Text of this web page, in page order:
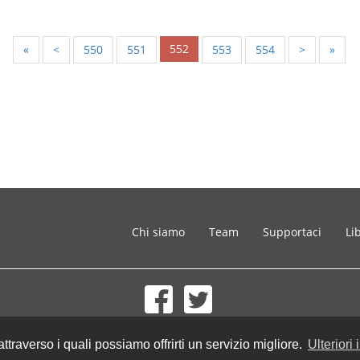
i quali possiamo offrirti un servizio migliore. Ulteriori
« < 550 551 552 553 554 > »
Chi siamo Team Supportaci